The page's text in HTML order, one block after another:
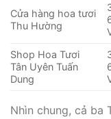
Cửa hàng hoa tươi
Thu Hường
Shop Hoa Tươi
Tân Uyên Tuấn
Dung
Nhìn chung, cả ba